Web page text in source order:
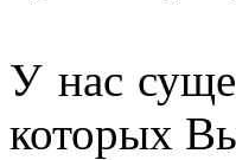
У нас
которых